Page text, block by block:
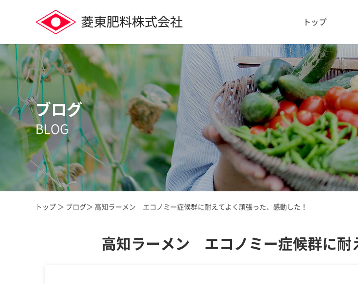
トップ
ブログ
BLOG
トップ ＞ ブログ＞ 高知ラーメン エコノミー症候群に耐えてよく頑張った、感動した！
高知ラーメン エコノミー症候群に耐